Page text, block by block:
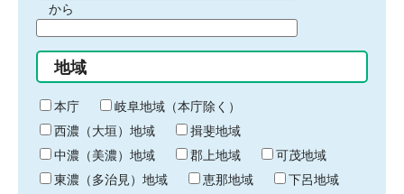
間
始
り
から
間
終
わ
り
地域
本庁
岐阜地域（本庁除く）
西濃（大垣）地域
揖斐地域
中濃（美濃）地域
郡上地域
可茂地域
東濃（多治見）地域
恵那地域
下呂地域